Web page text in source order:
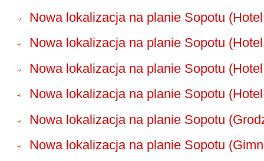
Nowa lokalizacja na planie Sopotu
Nowa lokalizacja na planie Sopotu
Nowa lokalizacja na planie Sopotu
Nowa lokalizacja na planie Sopotu
Nowa lokalizacja na planie Sopotu
Nowa lokalizacja na planie Sopotu